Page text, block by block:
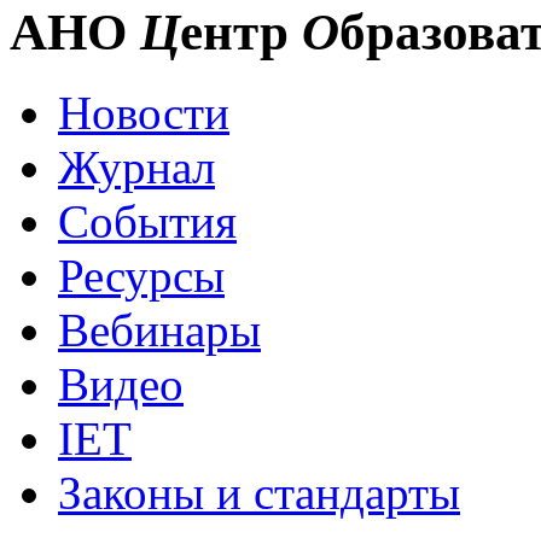
АНО Центр О
Новости
Журнал
События
Ресурсы
Вебинары
Видео
IET
Законы и стандарты